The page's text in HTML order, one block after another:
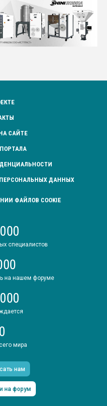
САЙТЕ
ПЕРСОНАЛЬНЫХ ДАННЫХ
ФАЙЛОВ COOKIE
специалистов
на нашем форуме
мира
нам
на форум